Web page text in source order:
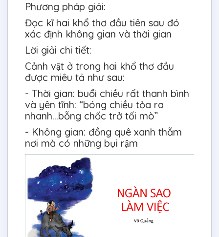
Phương pháp giải:
Đọc kĩ hai khổ thơ đầu tiên sau đó
xác định không gian và thời gian
Lời giải chi tiết:
Cảnh vật ở trong hai khổ thơ đầu
được miêu tả như sau:
- Thời gian: buổi chiều rất thanh bình
và yên tĩnh: “bóng chiều tỏa ra
nhanh…bỗng chốc trở tối mò”
- Không gian: đồng quê xanh thẫm
nơi mà có những bụi rậm